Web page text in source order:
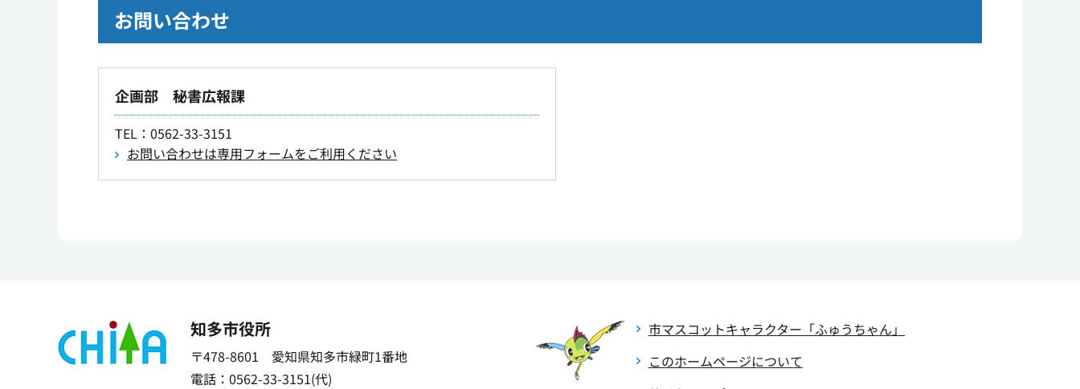
お問い合わせ
企画部 秘書広報課
TEL ：0562-33-3151
お問い合わせは専用フォームをご利用ください
知多市役所
〒478-8601 愛知県知多市緑町1番地
電話：0562-33-3151(代)
市マスコットキャラクター 「ふゅうちゃん」
このホームページについて